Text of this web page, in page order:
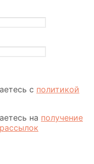
с политикой
на получение